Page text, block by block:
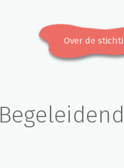
Over de